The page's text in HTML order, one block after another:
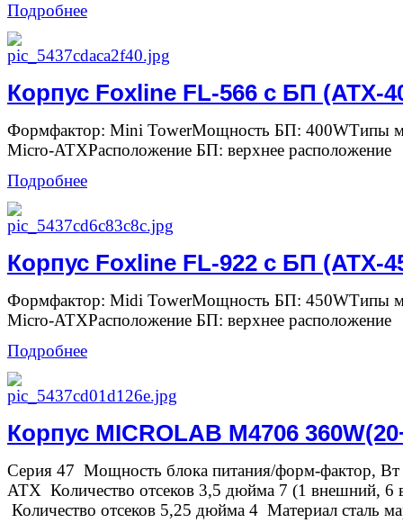
Подробнее
Корпус Foxline FL-566 с БП (ATX-
Формфактор: Mini TowerМощность БП: 400WТипы
Micro-ATXРасположение БП: верхнее расположение
Подробнее
Корпус Foxline FL-922 с БП (ATX-
Формфактор: Midi TowerМощность БП: 450WТипы
Micro-ATXРасположение БП: верхнее расположение
Подробнее
Корпус MICROLAB M4706
Серия 47 Мощность блока питания/форм-фактор,
ATX Количество отсеков 3,5 дюйма 7 (1 внешний, 6
Количество отсеков 5,25 дюйма 4 Материал сталь